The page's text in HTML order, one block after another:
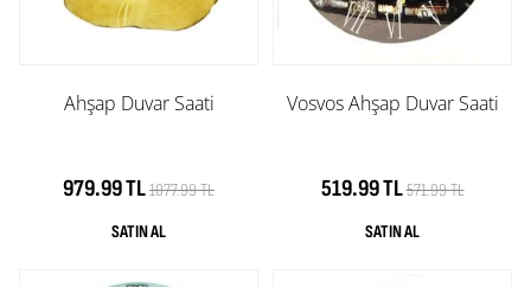
Ahşap Duvar Saati
979.99 TL1077.99 TL
Vosvos Ahşap Duvar Saati
519.99 TL571.99 TL